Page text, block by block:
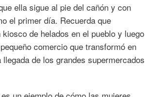
ella sigue al pie del cañón y con
el primer día. Recuerda que
de helados en el pueblo y luego
comercio que transformó en
de los grandes supermercados